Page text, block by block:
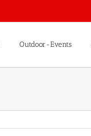
Outdoor-Events